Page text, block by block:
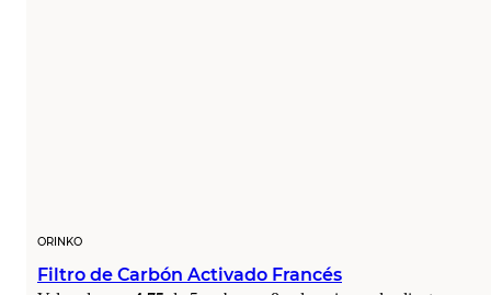
ORINKO
Filtro de Carbón Activado Francés